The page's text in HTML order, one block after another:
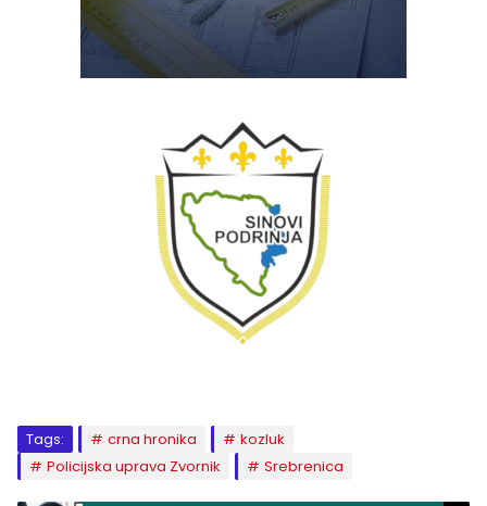
Tags: crna hronika
kozluk
Policijska uprava Zvornik
Srebrenica